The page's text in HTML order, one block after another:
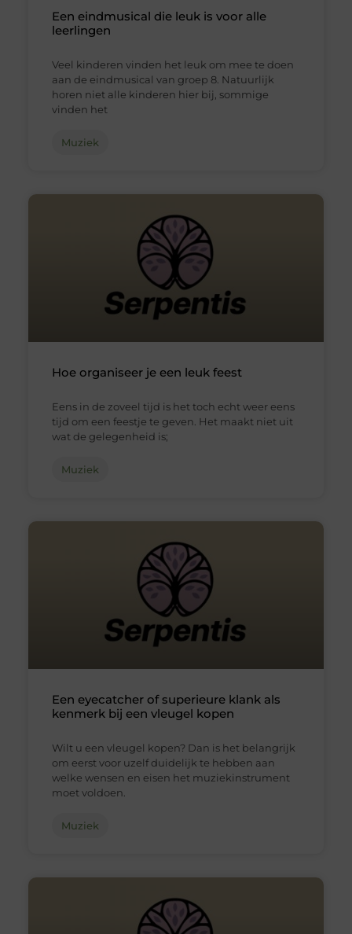
Een eindmusical die leuk is voor alle
leerlingen
Veel kinderen vinden het leuk om mee te doen
aan de eindmusical van groep 8. Natuurlijk
horen niet alle kinderen hier bij, sommige
vinden het
Muziek
Hoe organiseer je een leuk feest
Eens in de zoveel tijd is het toch echt weer eens
tijd om een feestje te geven. Het maakt niet uit
wat de gelegenheid is;
Muziek
Een eyecatcher of superieure klank als
kenmerk bij een vleugel kopen
Wilt u een vleugel kopen? Dan is het belangrijk
om eerst voor uzelf duidelijk te hebben aan
welke wensen en eisen het muziekinstrument
moet voldoen.
Muziek